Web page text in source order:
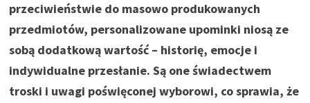
przeciwieństwie do masowo produkowanych
przedmiotów, personalizowane upominki niosą ze
sobą dodatkową wartość – historię, emocje i
indywidualne przesłanie. Są one świadectwem
troski i uwagi poświęconej wyborowi, co sprawia, że